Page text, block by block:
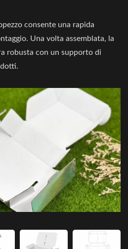
consente una rapida
Una volta assemblata, la
robusta con un supporto di